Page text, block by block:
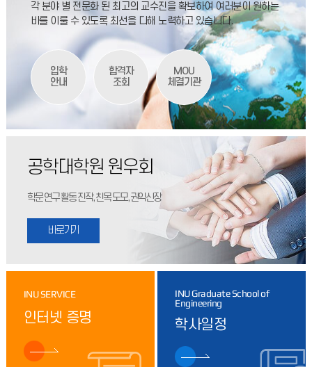
[3차수,4차수] 2026-1학기 공학대학원 종합시험 시행안내
2026-1학기 종합시험 시행계획2026학년도 1학기 공학대학원
종합시험을 아래와 같이 실시합니다. ❍ 응시자격 - 공통필수과목
및 전공과목 포함 14학점 이상 취득하고, 평균
2026.03.10
[논문학위제] 2026년 8월 석사 학위수여 예정자 학위논문 제출 안내
공학대학원 2026년 8월 석사 학위수여 예정자 중 논문학위제
수행과 관련 논문제출사항 및 논문투고에 대하여 안내드리오니
기간 내 제출하여 주시기 바랍니다.가. 논문 석사학위 수여
2026-1학기 공학대학원 성적처리 일정 안내
2026-1학기 공학대학원 성적처리 일정 안내드립니다.2026-
1학기 성적확인은 종합정보시스템에서 강의평가[성적-강의평가]
후확정전 성적조회를 통해 2026. 6. 30.(화)까지
2026.06.09
포탈에서 확인하시기 바랍니다. - 신청인원 : 24명 72과목 -
응시인원 : 24명 72과목 (결시없음) -
2026.05.20
2025학년도 1학기 연구계획서 발표의견서 제출 ○ 제출기간 :
각 분야 별 전문화 된 최고의 교수진을 확보하여 여러분이 원하는
바를 이룰 수 있도록 최선을 다해 노력하고 있습니다.
입학
안내
합격자
조회
MOU
체결기관
공학대학원 원우회
학문 연구 활동 진작, 친목 도모, 권익신장
INU SERVICE
인터넷 증명
INU Graduate School of
Engineering
학사일정